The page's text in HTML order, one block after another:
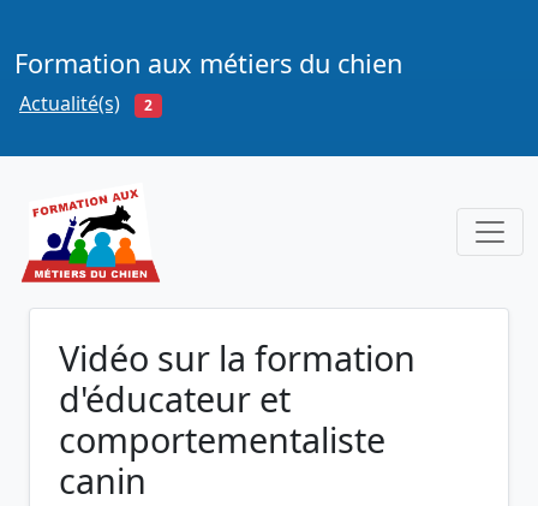
Formation aux métiers du chien
Actualité(s) 2
Vidéo sur la formation
d'éducateur et
comportementaliste
canin